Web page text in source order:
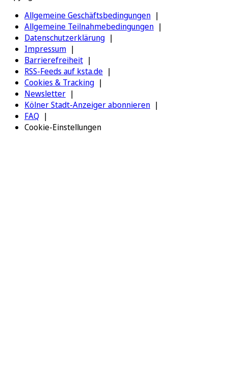
Allgemeine Geschäftsbedingungen
Allgemeine Teilnahmebedingungen
Datenschutzerklärung
Impressum
Barrierefreiheit
RSS-Feeds auf ksta.de
Cookies & Tracking
Newsletter
Kölner Stadt-Anzeiger abonnieren
FAQ
Cookie-Einstellungen